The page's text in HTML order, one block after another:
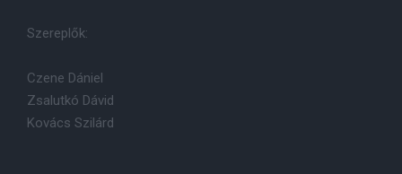
Szereplők:
Czene Dániel
Zsalutkó Dávid
Kovács Szilárd